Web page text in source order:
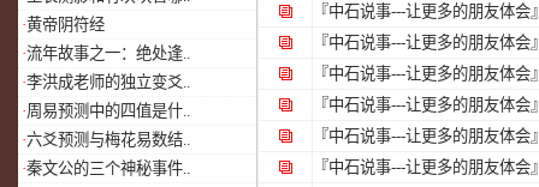
·黄帝阴符经
·流年故事之一：绝处逢..
·李洪成老师的独立变爻..
·周易预测中的四值是什..
·六爻预测与梅花易数结..
·秦文公的三个神秘事件..
『中石说事---让更多的朋友体会
『中石说事---让更多的朋友体会
『中石说事---让更多的朋友体会
『中石说事---让更多的朋友体会
『中石说事---让更多的朋友体会
『中石说事---让更多的朋友体会